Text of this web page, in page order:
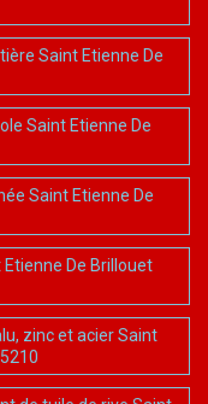
Saint Etienne De
Saint Etienne De
Saint Etienne De
De Brillouet
zinc et acier Saint